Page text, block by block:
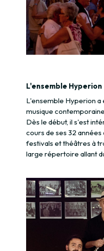
L'ensemble Hyperion
L'ensemble Hyperion a
musique
Dès le début, il s'est
cours de ses 32
festivals et théâtres à
large répertoire allant